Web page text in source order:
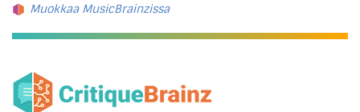
Muokkaa MusicBrainzissa